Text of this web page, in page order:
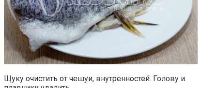
Щуку очистить от чешуи, внутренностей. Голову и